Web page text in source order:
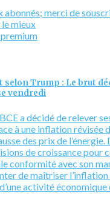
abonnés; merci de
mieux
Trump : Le brut
vendredi
a décidé de relever
à une inflation révisée
des prix de l’énergie.
de croissance pour
conformité avec son
de maîtriser l’inflation
activité économique